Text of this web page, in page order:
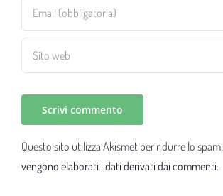
Questo sito utilizza Akismet per ridurre lo spam.
vengono elaborati i dati derivati dai commenti.